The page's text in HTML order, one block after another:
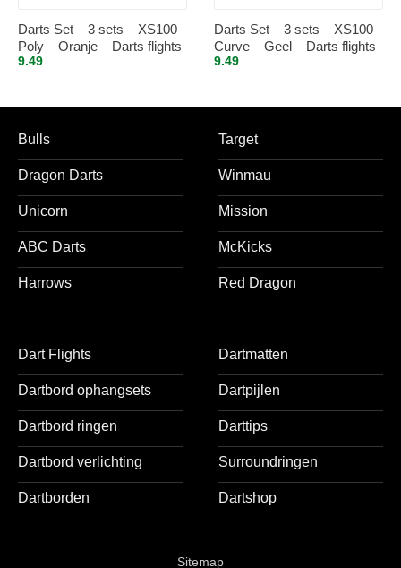
Darts Set – 3 sets – XS100
Poly – Oranje – Darts flights
– plus 3 sets – aluminium –
9.49
Darts Set – 3 sets – XS100
Curve – Geel – Darts flights
– plus 3 sets – aluminium –
9.49
Bulls
Dragon Darts
Unicorn
ABC Darts
Harrows
Target
Winmau
Mission
McKicks
Red Dragon
Dart Flights
Dartbord ophangsets
Dartbord ringen
Dartbord verlichting
Dartborden
Dartmatten
Dartpijlen
Darttips
Surroundringen
Dartshop
Sitemap